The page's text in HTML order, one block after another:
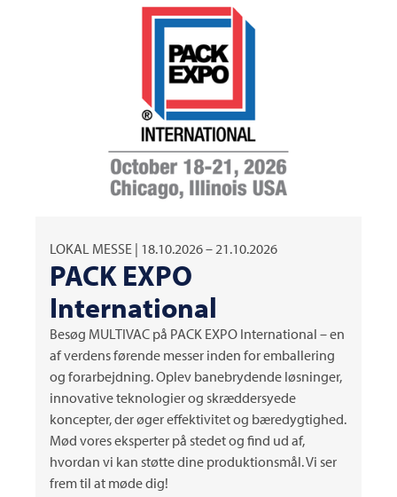
LOKAL MESSE | 18.10.2026 – 21.10.2026
PACK EXPO
International
Besøg MULTIVAC på PACK EXPO International – en
af verdens førende messer inden for emballering
og forarbejdning. Oplev banebrydende løsninger,
innovative teknologier og skræddersyede
koncepter, der øger effektivitet og bæredygtighed.
Mød vores eksperter på stedet og find ud af,
hvordan vi kan støtte dine produktionsmål. Vi ser
frem til at møde dig!